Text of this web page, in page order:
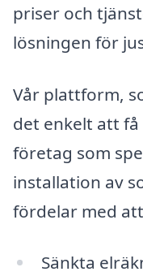
priser och
lösningen för
Vår plattform,
det enkelt att
företag som
installation av
fördelar med
Sänkta